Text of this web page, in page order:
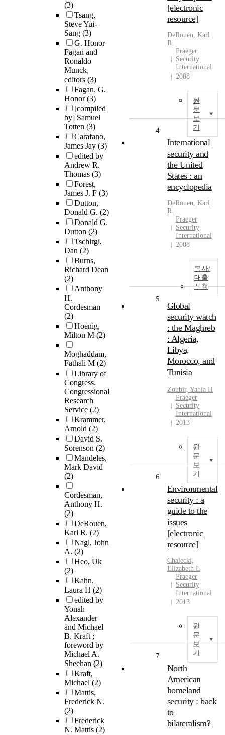
(3)
Tsang,
Steve Yui-
Sang (3)
G. Honor
Fagan and
Ronaldo
Munck,
editors (3)
Fagan, G.
Honor(3)
[compiled
by] Samuel
Totten (3)
Carafano,
James Jay (3)
edited by
Andrew R.
Thomas (3)
Forest,
James J. F (3)
Dutton,
Donald G. (2)
Donald G.
Dutton (2)
Tschirgi,
Dan (2)
Burns,
Richard Dean
(2)
Anthony
H.
Cordesman
(2)
Hoenig,
Milton M (2)
Moghaddam,
Fathali M (2)
Library of
Congress.
Congressional
Research
Service (2)
Krammer,
Arnold (2)
David S.
Sorenson (2)
Mandeles,
Mark David
(2)
Cordesman,
Anthony H.
(2)
DeRouen,
Karl R. (2)
Nagl, John
A. (2)
Heo, Uk
(2)
Kahn,
Laura H (2)
edited by
Yonah
Alexander
and Michael
B. Kraft ;
foreword by
Michael A.
Sheehan (2)
Kraft,
Michael (2)
Mattis,
Frederick N.
(2)
Frederick
N. Mattis (2)
[electronic
resource]
DeRouen, Karl
R.
Praeger
Security
International
2008
원
문
보
기
4
International
security and
the United
States : an
encyclopedia
DeRouen, Karl
R.
Praeger
Security
International
2008
복사/
대출
신청
5
Global
security watch
: the Maghreb
: Algeria,
Libya,
Morocco, and
Tunisia
Zoubir, Yahia H
Praeger
Security
International
2013
원
문
보
기
6
Environmental
security : a
guide to the
issues
[electronic
resource]
Chalecki,
Elizabeth L
Praeger
Security
International
2013
원
문
보
기
7
North
American
homeland
security : back
to
bilateralism?